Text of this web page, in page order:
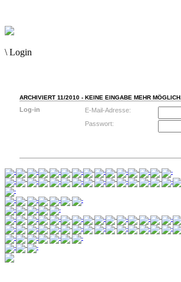
\ Login
ARCHIVIERT 11/2010 - KEINE EINGABE MEHR MÖGLICH.
Log-in
E-Mail-Adresse:
Passwort: